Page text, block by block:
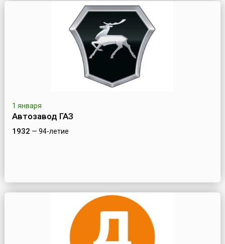
1 января
Автозавод ГАЗ
1932 — 94-летие